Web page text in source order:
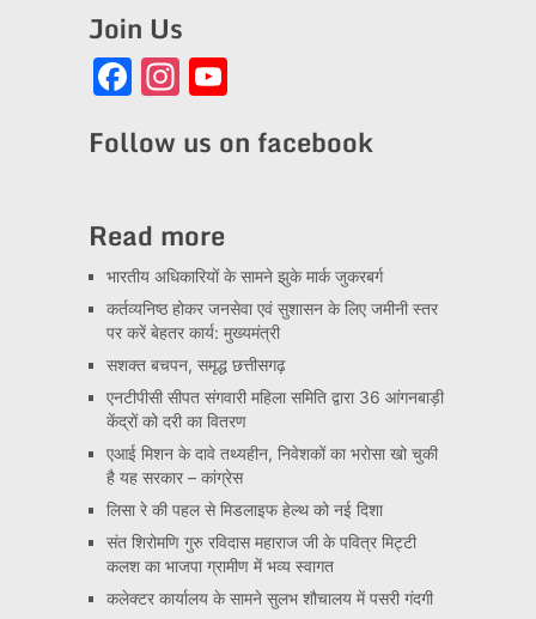
Join Us
Facebook
Instagram
YouTube
Follow us on facebook
Read more
भारतीय अधिकारियों के सामने झुके मार्क जुकरबर्ग
कर्तव्यनिष्ठ होकर जनसेवा एवं सुशासन के लिए जमीनी स्तर
पर करें बेहतर कार्य: मुख्यमंत्री
सशक्त बचपन, समृद्ध छत्तीसगढ़
एनटीपीसी सीपत संगवारी महिला समिति द्वारा 36 आंगनबाड़ी
केंद्रों को दरी का वितरण
एआई मिशन के दावे तथ्यहीन, निवेशकों का भरोसा खो चुकी
है यह सरकार – कांग्रेस
लिसा रे की पहल से मिडलाइफ हेल्थ को नई दिशा
संत शिरोमणि गुरु रविदास महाराज जी के पवित्र मिट्टी
कलश का भाजपा ग्रामीण में भव्य स्वागत
कलेक्टर कार्यालय के सामने सुलभ शौचालय में पसरी गंदगी